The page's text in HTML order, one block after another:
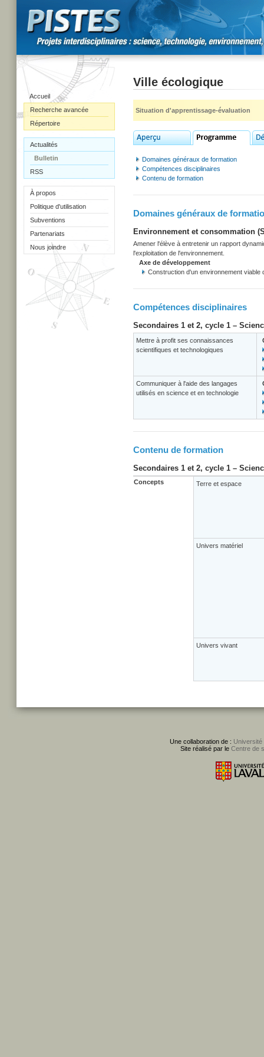
Accueil
Recherche avancée
Répertoire
Actualités
Bulletin
RSS
À propos
Politique d'utilisation
Subventions
Partenariats
Nous joindre
Ville écologique
Situation d'apprentissage-évaluation
Domaines généraux de formation
Compétences disciplinaires
Contenu de formation
Domaines généraux de
Environnement et consommation
Amener l'élève à entretenir un rapport
l'exploitation de l'environnement.
Axe de développement
Construction d'un environnement
Compétences disciplinaires
Secondaires 1 et 2, cycle 1 –
Mettre à profit ses connaissances
scientifiques et technologiques
Communiquer à l'aide des langages
utilisés en science et en technologie
Contenu de formation
Secondaires 1 et 2, cycle 1 –
Concepts Terre et espace
Univers matériel
Univers vivant
Une collaboration de : Université
Site réalisé par le Centre de